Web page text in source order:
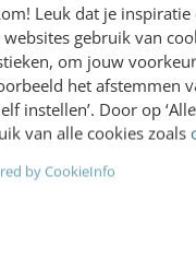
Leuk dat je
websites gebruik van
om jouw
het afstemmen
instellen’. Door op
van alle cookies zoals
by CookieInfo
bedrijven naar
te kunnen
CMS-industrie
basis van
ervaring